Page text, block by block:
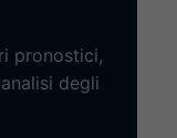
pronostici,
degli